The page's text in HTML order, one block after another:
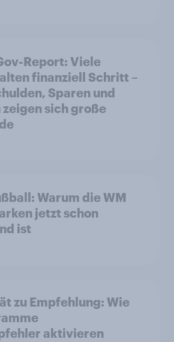
Report: Viele
finanziell Schritt –
Sparen und
sich große
Warum die WM
jetzt schon
ist
zu Empfehlung: Wie
aktivieren